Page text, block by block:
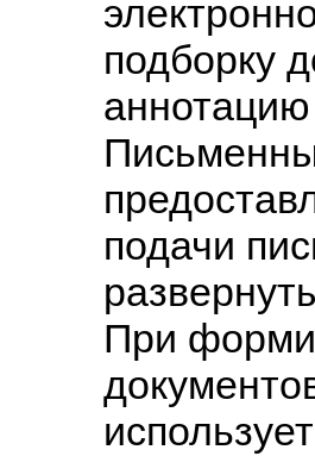
подборку
подачи
При